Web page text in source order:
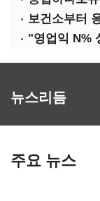
뉴스리듬
주요 뉴스